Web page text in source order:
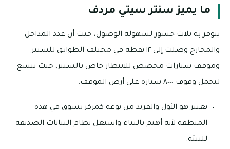
ما يميز سنتر سيتي مردف
يتوفر به ثلاث جسور لسهولة الوصول، حيث أن عدد المداخل
والمخارج وصلت إلى ١٢ نقطة في مختلف الطوابق للسنتر
وموقف سيارات مخصص للانتظار خاص بالسنتر، حيث يتسع
لتحمل وقوف ٨٠٠٠ سيارة على أرض الموقف.
يعتبر هو الأول والفريد من نوعه كمركز تسوق في هذه
المنطقة لأنه أهتم بالبناء واستغل نظام البنايات الصديقة
للبيئة.